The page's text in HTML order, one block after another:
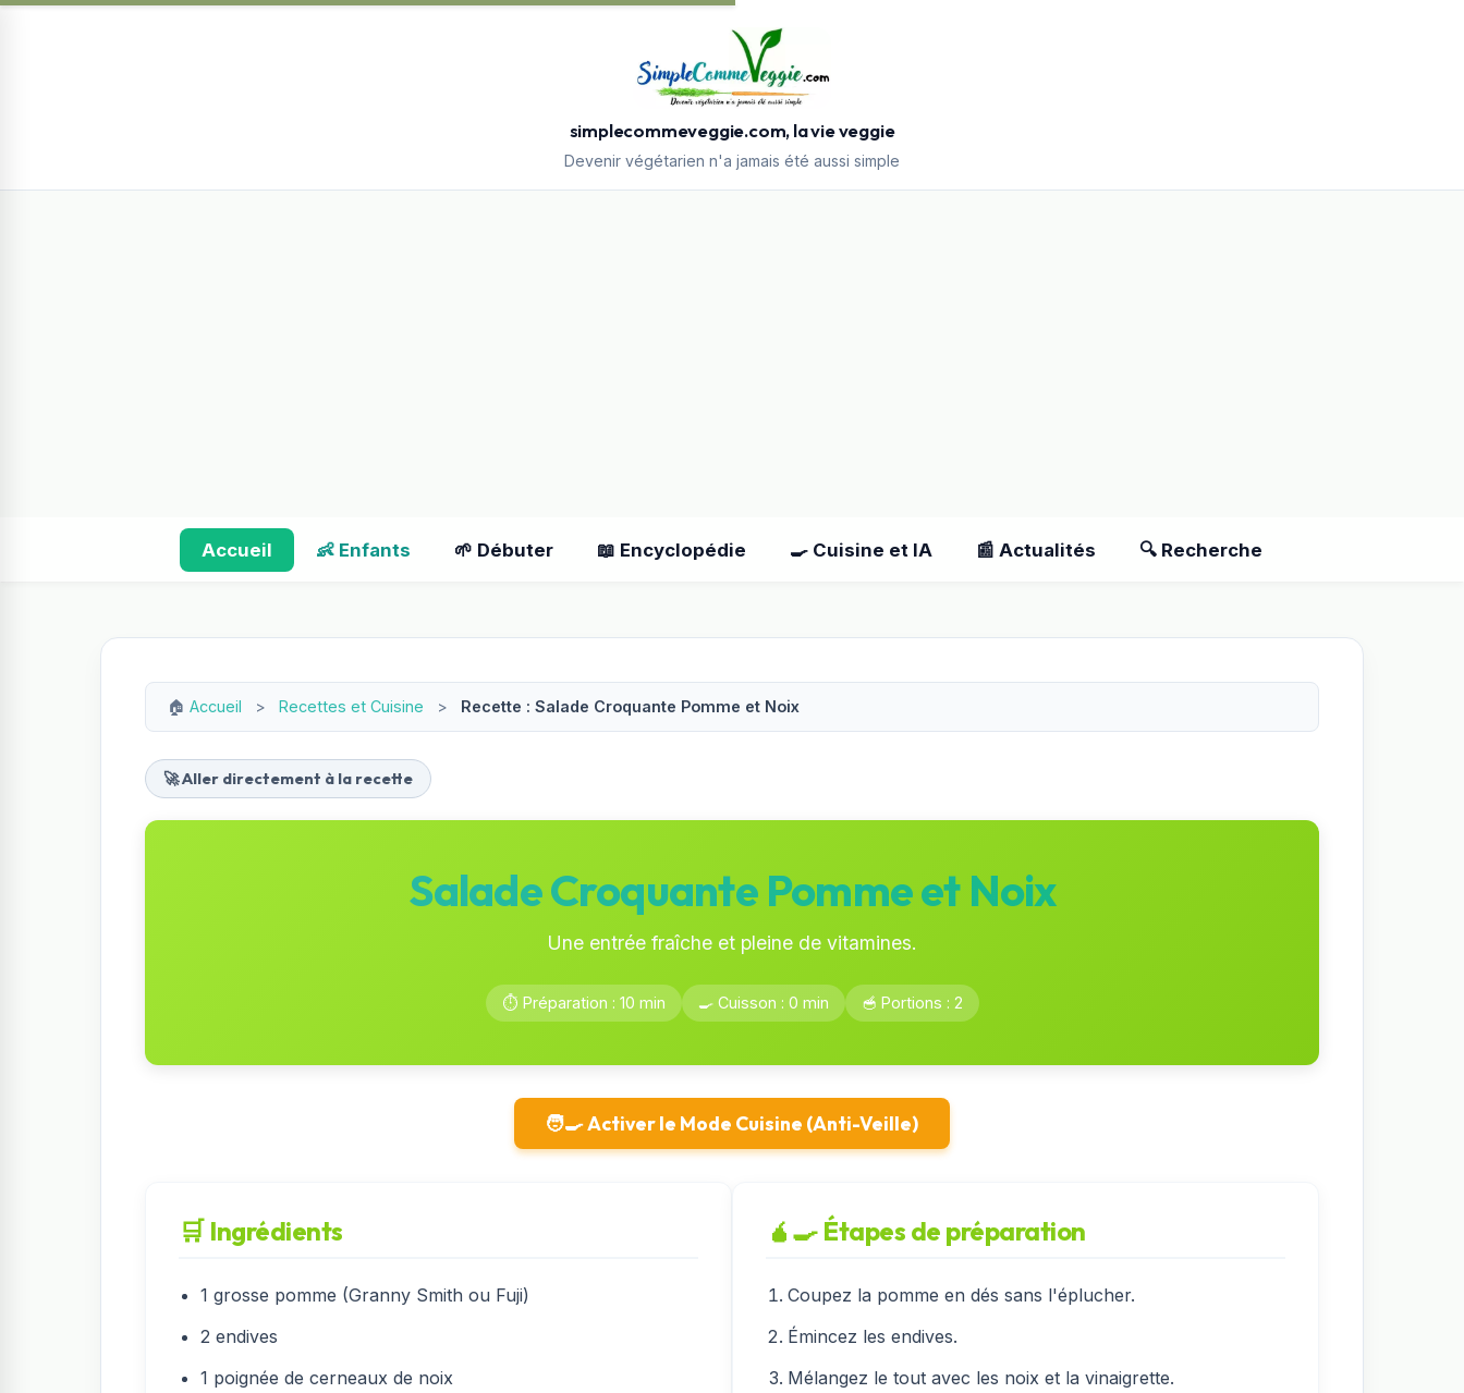
simplecommeveggie.com, la vie veggie
Devenir végétarien n'a jamais été aussi simple
Accueil 👶 Enfants 🌱 Débuter 📖 Encyclopédie 🍳 Cuisine et IA 📰 Actualités 🔍 Recherche
🏠 Accueil > Recettes et Cuisine > Recette : Salade Croquante Pomme et Noix
🚀 Aller directement à la recette
Salade Croquante Pomme et Noix
Une entrée fraîche et pleine de vitamines.
⏱️ Préparation : 10 min 🍳 Cuisson : 0 min 🥣 Portions : 2
🧑‍🍳 Activer le Mode Cuisine (Anti-Veille)
🛒 Ingrédients
1 grosse pomme (Granny Smith ou Fuji)
2 endives
1 poignée de cerneaux de noix
🧉‍🍳 Étapes de préparation
Coupez la pomme en dés sans l'éplucher.
Émincez les endives.
Mélangez le tout avec les noix et la vinaigrette.